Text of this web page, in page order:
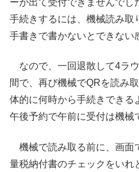
ーが出て受付できませんで
手続きするには、機械読み取
手書きで書かないとできない
なので、一回退散して4ラ
間で、再び機械でQRを読み
体的に何時から手続きできる
午後予約で午前に受付は機械
機械で読み取る前に、画面
量税納付書のチェックをいれ